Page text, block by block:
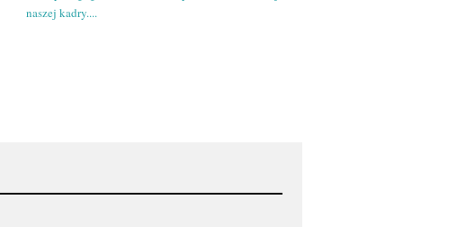
naszej kadry....